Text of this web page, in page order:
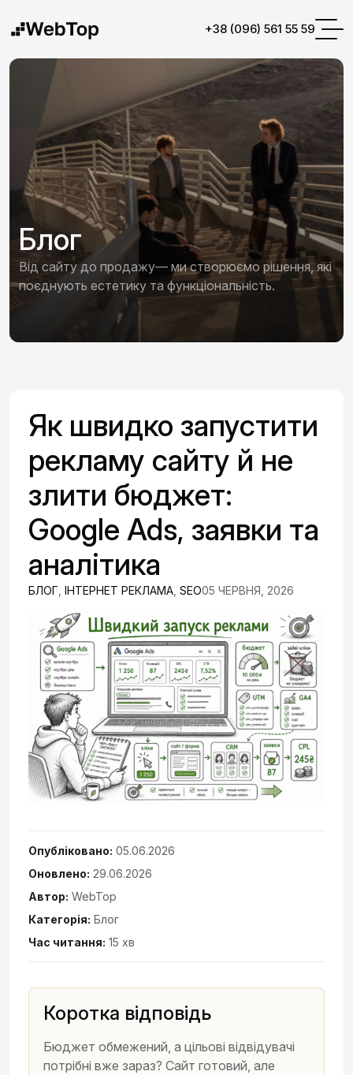
+38 (096) 561 55 59
Блог
Від сайту до продажу— ми створюємо рішення, які
поєднують естетику та функціональність.
Як швидко запустити
рекламу сайту й не
злити бюджет:
Google Ads, заявки та
аналітика
БЛОГ ІНТЕРНЕТ РЕКЛАМА SEO05 ЧЕРВНЯ, 2026
Опубліковано: 05.06.2026
Оновлено: 29.06.2026
Автор: WebTop
Категорія: Блог
Час читання: 15 хв
Коротка відповідь
Бюджет обмежений, а цільові відвідувачі
потрібні вже зараз? Сайт готовий, але